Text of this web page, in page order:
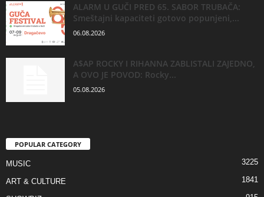
ALARM U GUČI PRED 65. SABOR TRUBAČA:
Smeštajni kapaciteti gotovo popunjeni,...
06.08.2026
A$AP ROCKY I RIHANNA ZABLISTALI ZAJEDNO,
A OVO JE POVOD: Rocky...
05.08.2026
POPULAR CATEGORY
MUSIC 3225
ART & CULTURE 1841